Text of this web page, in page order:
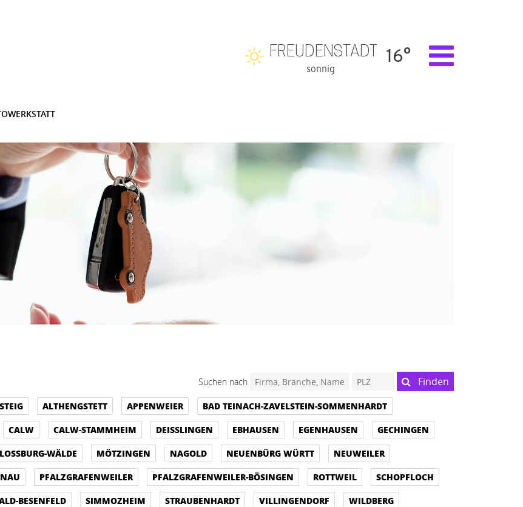
FREUDENSTADT
sonnig
16°
Suchen nach Finden
ALTHENGSTETT APPENWEIER
BAD TEINACH-ZAVELSTEIN-SOMMENHARDT
CALW CALW-STAMMHEIM DEISSLINGEN EBHAUSEN EGENHAUSEN
GECHINGEN
LOSSBURG-WÄLDE MÖTZINGEN NAGOLD NEUENBÜRG WÜRTT
NEUWEILER
PFALZGRAFENWEILER PFALZGRAFENWEILER-BÖSINGEN ROTTWEIL
SCHOPFLOCH
BESENFELD SIMMOZHEIM STRAUBENHARDT VILLINGENDORF WILDBERG